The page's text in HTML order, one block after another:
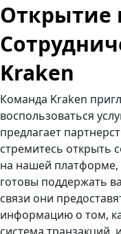
Открытие
Kraken
Команда Kraken
воспользоваться
предлагает
стремитесь открыть
на нашей
готовы поддержать
связи они
информацию о том,